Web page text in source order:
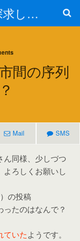
縄文と古代文明を探求しよう！
間の序列
Mail SMS
ん同様、少しづつ
よろしくお願いし
の投稿
たのはなんで？
ていたようです。